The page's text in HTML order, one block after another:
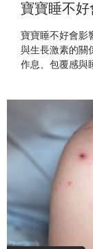
寶寶睡不好會影
與生長激素的關
作息、包覆感與